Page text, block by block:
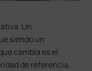
Un
siendo un
cambia es el
de referencia.